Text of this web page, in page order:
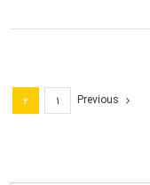
Previous ۱ ۲